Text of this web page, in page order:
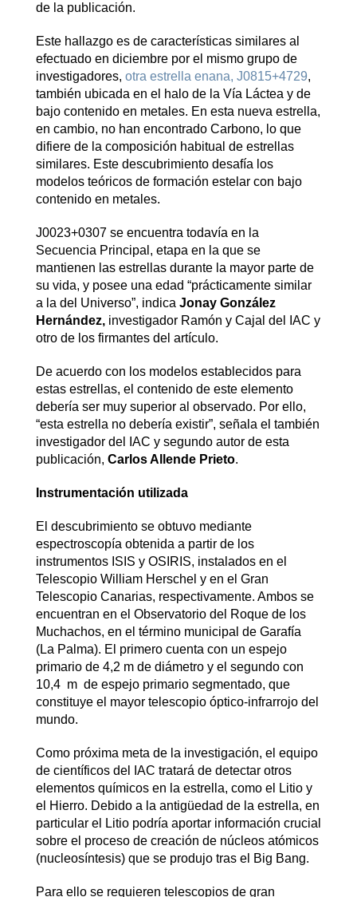
de la publicación.
Este hallazgo es de características similares al
efectuado en diciembre por el mismo grupo de
investigadores, otra estrella enana, J0815+4729,
también ubicada en el halo de la Vía Láctea y de
bajo contenido en metales. En esta nueva estrella,
en cambio, no han encontrado Carbono, lo que
difiere de la composición habitual de estrellas
similares. Este descubrimiento desafía los
modelos teóricos de formación estelar con bajo
contenido en metales.
J0023+0307 se encuentra todavía en la
Secuencia Principal, etapa en la que se
mantienen las estrellas durante la mayor parte de
su vida, y posee una edad “prácticamente similar
a la del Universo”, indica Jonay González
Hernández,investigador Ramón y Cajal del IAC y
otro de los firmantes del artículo.
De acuerdo con los modelos establecidos para
estas estrellas, el contenido de este elemento
debería ser muy superior al observado. Por ello,
“esta estrella no debería existir”, señala el también
investigador del IAC y segundo autor de esta
publicación, Carlos Allende Prieto.
Instrumentación utilizada
El descubrimiento se obtuvo mediante
espectroscopía obtenida a partir de los
instrumentos ISIS y OSIRIS, instalados en el
Telescopio William Herschel y en el Gran
Telescopio Canarias, respectivamente. Ambos se
encuentran en el Observatorio del Roque de los
Muchachos, en el término municipal de Garafía
(La Palma). El primero cuenta con un espejo
primario de 4,2 m de diámetro y el segundo con
10,4 m de espejo primario segmentado, que
constituye el mayor telescopio óptico-infrarrojo del
mundo.
Como próxima meta de la investigación, el equipo
de científicos del IAC tratará de detectar otros
elementos químicos en la estrella, como el Litio y
el Hierro. Debido a la antigüedad de la estrella, en
particular el Litio podría aportar información crucial
sobre el proceso de creación de núcleos atómicos
(nucleosíntesis) que se produjo tras el Big Bang.
Para ello se requieren telescopios de gran